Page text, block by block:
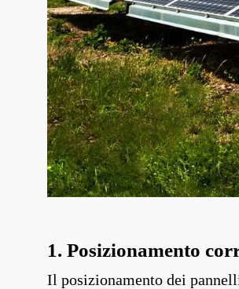
1. Posizionamento
Il posizionamento dei